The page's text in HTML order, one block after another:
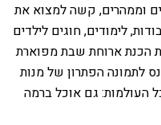
וממהרים, קשה למצוא את
לימודים, חוגים לילדים
הכנת ארוחת שבת מפוארת
לתמונה הפתרון של מנות
העולמות: גם אוכל ברמה